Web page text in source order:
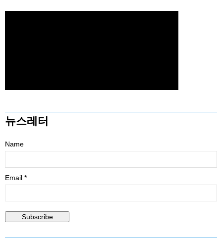
뉴스레터
Name
Email *